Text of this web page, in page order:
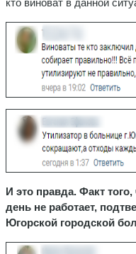
И это правда. Факт
день не работает,
Югорской городской